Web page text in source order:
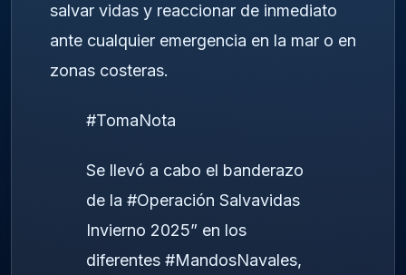
salvar vidas y reaccionar de inmediato
ante cualquier emergencia en la mar o en
zonas costeras.
#TomaNota
Se llevó a cabo el banderazo
de la #Operación Salvavidas
Invierno 2025” en los
diferentes #MandosNavales,